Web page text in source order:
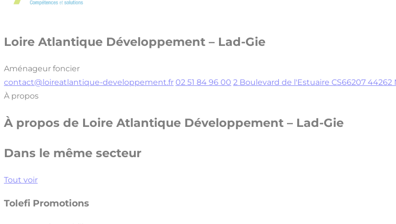
Loire Atlantique Développement – Lad-Gie
Aménageur foncier
contact@loireatlantique-developpement.fr 02 51 84 96 00 2 Boulevard de l'Estuaire CS66207 44262
À propos
À propos de Loire Atlantique Développement – Lad-Gie
Dans le même secteur
Tout voir
Tolefi Promotions